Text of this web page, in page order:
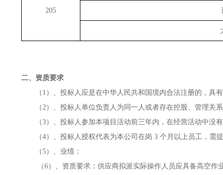
205
二、资质要求
（ 1）、投标人应是在中华人民共和国境内合法注册的，具有
（2）、投标人单位负责人为同一人或者存在控股、管理关
（3）、投标人参加本项目活动前三年内，在经营活动中没
（4）、投标人授权代表为本公司在岗 3 个月以上员工，需
（5）、业绩：
（6）、资质要求：供应商拟派实际操作人员应具备高空作